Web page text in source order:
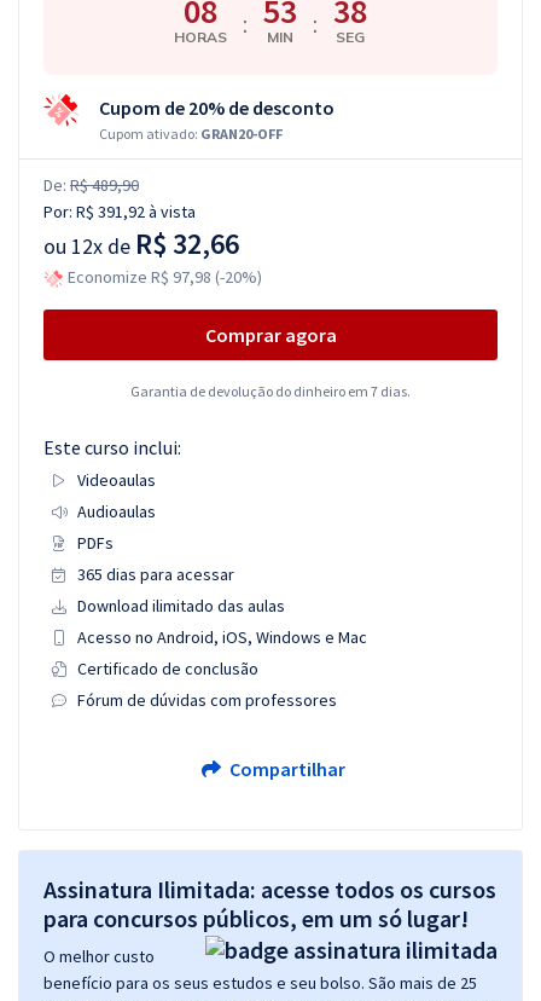
08
HORAS : 53
MIN : 38
SEG
Cupom de 20% de desconto
Cupom ativado: GRAN20-OFF
De: R$ 489,90
Por: R$ 391,92à vista
ou 12x de R$ 32,66
Economize R$ 97,98 (-20%)
Comprar agora
Garantia de devolução do dinheiro em 7 dias.
Este curso inclui:
Videoaulas
Audioaulas
PDFs
365 dias para acessar
Download ilimitado das aulas
Acesso no Android, iOS, Windows e Mac
Certificado de conclusão
Fórum de dúvidas com professores
Compartilhar
Assinatura Ilimitada: acesse todos os cursos
para concursos públicos, em um só lugar!
O melhor custo
benefício para os seus estudos e seu bolso. São mais de 25